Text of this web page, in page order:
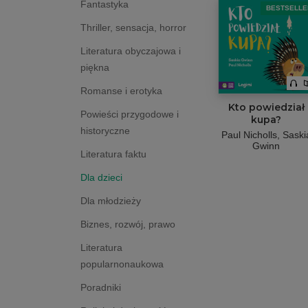
Fantastyka
Thriller, sensacja, horror
Literatura obyczajowa i
piękna
Romanse i erotyka
Powieści przygodowe i
historyczne
Literatura faktu
Dla dzieci
Dla młodzieży
Biznes, rozwój, prawo
Literatura
popularnonaukowa
Poradniki
Kto powiedział
kupa?
Paul Nicholls
Gwinn